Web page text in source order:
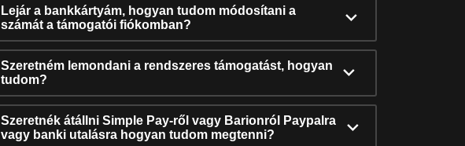
Lejár a bankkártyám, hogyan tudom módosítani a
számát a támogatói fiókomban?
Szeretném lemondani a rendszeres támogatást, hogyan
tudom?
Szeretnék átállni Simple Pay-ről vagy Barionról Paypalra
vagy banki utalásra hogyan tudom megtenni?